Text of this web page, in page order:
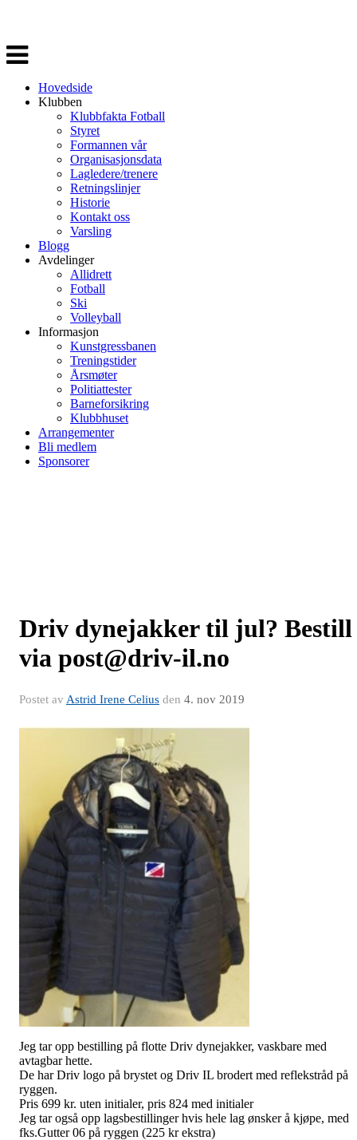
Veksle
navigasjon
Hovedside
Klubben
Klubbfakta Fotball
Styret
Formannen vår
Organisasjonsdata
Lagledere/trenere
Retningslinjer
Historie
Kontakt oss
Varsling
Blogg
Avdelinger
Allidrett
Fotball
Ski
Volleyball
Informasjon
Kunstgressbanen
Treningstider
Årsmøter
Politiattester
Barneforsikring
Klubbhuset
Arrangementer
Bli medlem
Sponsorer
Driv dynejakker til jul? Bestill
via post@driv-il.no
Postet av Astrid Irene Celius den 4. nov 2019
Jeg tar opp bestilling på flotte Driv dynejakker, vaskbare med
avtagbar hette.
De har Driv logo på brystet og Driv IL brodert med reflekstråd på
ryggen.
Pris 699 kr. uten initialer, pris 824 med initialer
Jeg tar også opp lagsbestillinger hvis hele lag ønsker å kjøpe, med
fks.Gutter 06 på ryggen (225 kr ekstra)